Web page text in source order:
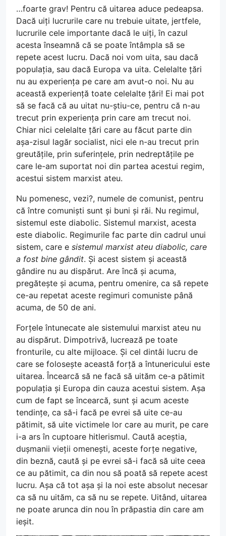
…foarte grav! Pentru că uitarea aduce pedeapsa.
Dacă uiți lucrurile care nu trebuie uitate, jertfele,
lucrurile cele importante dacă le uiți, în cazul
acesta înseamnă că se poate întâmpla să se
repete acest lucru. Dacă noi vom uita, sau dacă
populația, sau dacă Europa va uita. Celelalte țări
nu au experiența pe care am avut-o noi. Nu au
această experiență toate celelalte țări! Ei mai pot
să se facă că au uitat nu-știu-ce, pentru că n-au
trecut prin experiența prin care am trecut noi.
Chiar nici celelalte țări care au făcut parte din
așa-zisul lagăr socialist, nici ele n-au trecut prin
greutățile, prin suferințele, prin nedreptățile pe
care le-am suportat noi din partea acestui regim,
acestui sistem marxist ateu.
Nu pomenesc, vezi?, numele de comunist, pentru
că între comuniști sunt și buni și răi. Nu regimul,
sistemul este diabolic. Sistemul marxist, acesta
este diabolic. Regimurile fac parte din cadrul unui
sistem, care e sistemul marxist ateu diabolic, care
a fost bine gândit. Și acest sistem și această
gândire nu au dispărut. Are încă și acuma,
pregătește și acuma, pentru omenire, ca să repete
ce-au repetat aceste regimuri comuniste până
acuma, de 50 de ani.
Forțele întunecate ale sistemului marxist ateu nu
au dispărut. Dimpotrivă, lucrează pe toate
fronturile, cu alte mijloace. Și cel dintâi lucru de
care se folosește această forță a întunericului este
uitarea. Încearcă să ne facă să uităm ce-a pătimit
populația și Europa din cauza acestui sistem. Așa
cum de fapt se încearcă, sunt și acum aceste
tendințe, ca să-i facă pe evrei să uite ce-au
pătimit, să uite victimele lor care au murit, pe care
i-a ars în cuptoare hitlerismul. Caută aceștia,
dușmanii vieții omenești, aceste forțe negative,
din beznă, caută și pe evrei să-i facă să uite ceea
ce au pătimit, ca din nou să poată să repete acest
lucru. Așa că tot așa și la noi este absolut necesar
ca să nu uităm, ca să nu se repete. Uitând, uitarea
ne poate arunca din nou în prăpastia din care am
ieșit.